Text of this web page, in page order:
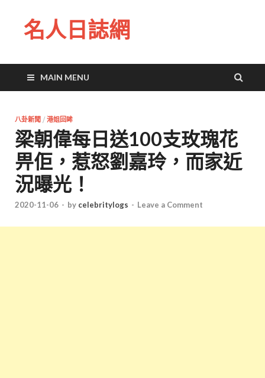
名人日誌網
MAIN MENU
八卦新聞 / 港姐回眸
梁朝偉每日送100支玫瑰花
畀佢，惹怒劉嘉玲，而家近
況曝光！
2020-11-06 - by celebritylogs - Leave a Comment